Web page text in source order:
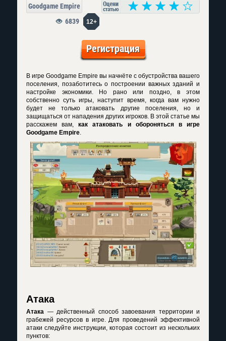
Goodgame Empire
12+
6839
Регистрация
В игре Goodgame Empire вы начнёте с обустройства вашего
поселения, позаботитесь о построении важных зданий и
настройке экономики. Но рано или поздно, в этом
собственно суть игры, наступит время, когда вам нужно
будет не только атаковать другие поселения, но и
защищаться от нападения других игроков. В этой статье мы
расскажем вам,как атаковать и обороняться в игре
Goodgame Empire.
Атака
Атака — действенный способ завоевания территории и
грабежей ресурсов в игре. Для проведений эффективной
атаки следуйте инструкции, которая состоит из нескольких
пунктов: